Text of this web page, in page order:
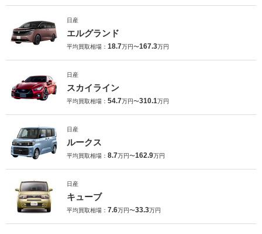
日産
エルグランド
平均買取相場： 18.7万円〜167.3万円
日産
スカイライン
平均買取相場： 54.7万円〜310.1万円
日産
ルークス
平均買取相場： 8.7万円〜162.9万円
日産
キューブ
平均買取相場： 7.6万円〜33.3万円